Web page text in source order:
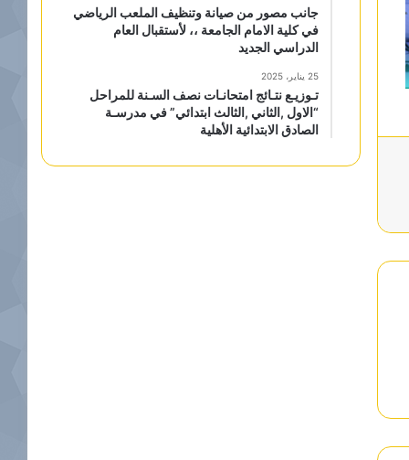
جانب مصور من صيانة وتنظيف الملعب الرياضي
في كلية الامام الجامعة ،، لأستقبال العام
الدراسي الجديد
25 يناير، 2025
تـوزيـع نتـائج امتحانـات نصف السـنة للمراحل
“الاول ,الثاني ,الثالث ابتدائي” في مدرسـة
الصادق الابتدائية الأهلية